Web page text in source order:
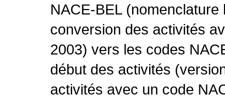
NACE-BEL
conversion des activités
2003) vers les codes
début des activités
activités avec un code